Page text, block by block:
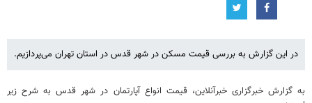
در این گزارش به بررسی قیمت مسکن در شهر قدس در استان تهران می‌پردازیم.
به گزارش خبرگزاری خبرآنلاین، قیمت انواع آپارتمان در شهر قدس به شرح زیر